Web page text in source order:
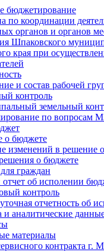
бюджетирование
по координации
органов и органов
Шпаковского
края при
и состав рабочей
контроль
земельный
по вопросам
о бюджете
изменений в решение
о бюджете
граждан
отчет об исполении
контроль
отчетность об
и аналитические
материалы
контракта г.